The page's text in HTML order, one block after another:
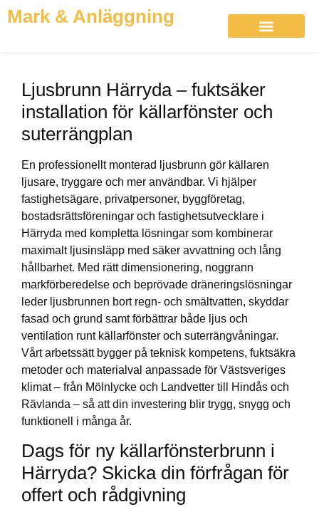
Mark & Anläggning
Ljusbrunn Härryda – fuktsäker
installation för källarfönster och
suterrängplan
En professionellt monterad ljusbrunn gör källaren
ljusare, tryggare och mer användbar. Vi hjälper
fastighetsägare, privatpersoner, byggföretag,
bostadsrättsföreningar och fastighetsutvecklare i
Härryda med kompletta lösningar som kombinerar
maximalt ljusinsläpp med säker avvattning och lång
hållbarhet. Med rätt dimensionering, noggrann
markförberedelse och beprövade dräneringslösningar
leder ljusbrunnen bort regn- och smältvatten, skyddar
fasad och grund samt förbättrar både ljus och
ventilation runt källarfönster och suterrängvåningar.
Vårt arbetssätt bygger på teknisk kompetens, fuktsäkra
metoder och materialval anpassade för Västsveriges
klimat – från Mölnlycke och Landvetter till Hindås och
Rävlanda – så att din investering blir trygg, snygg och
funktionell i många år.
Dags för ny källarfönsterbrunn i
Härryda? Skicka din förfrågan för
offert och rådgivning